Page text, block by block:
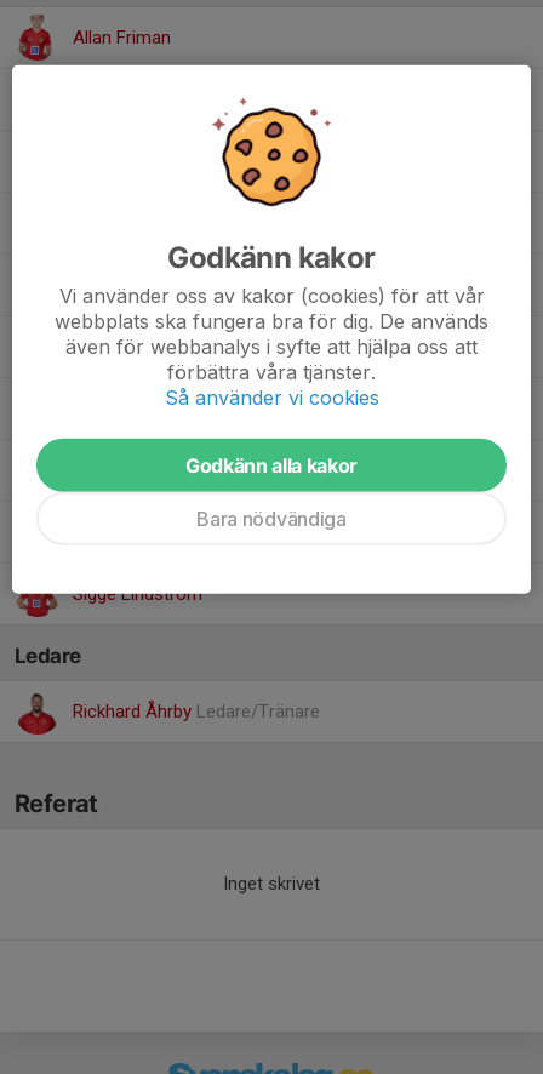
Allan Friman
Edwin Krslak
Erik Ljunglide
Gabriel Lundkvist
Mio Edrud Börjesson
Sigge Lindström
Ledare
Rickhard Åhrby Ledare/Tränare
Referat
Inget skrivet
Godkänn kakor
Vi använder oss av kakor (cookies) för att vår
webbplats ska fungera bra för dig. De används
även för webbanalys i syfte att hjälpa oss att
förbättra våra tjänster.
Så använder vi cookies
Godkänn alla kakor
Bara nödvändiga